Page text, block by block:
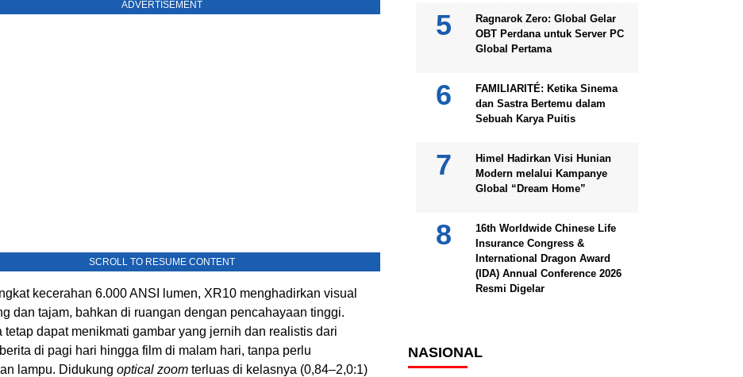
ADVERTISEMENT
SCROLL TO RESUME CONTENT
kecerahan 6.000 ANSI lumen, XR10 menghadirkan visual
dan tajam, bahkan di ruangan dengan pencahayaan tinggi.
tetap dapat menikmati gambar yang jernih dan realistis dari
di pagi hari hingga film di malam hari, tanpa perlu
lampu. Didukung optical zoom terluas di kelasnya (0,84–2,0:1)
Ragnarok Zero: Global Gelar
OBT Perdana untuk Server PC
Global Pertama
FAMILIARITÉ: Ketika Sinema
dan Sastra Bertemu dalam
Sebuah Karya Puitis
Himel Hadirkan Visi Hunian
Modern melalui Kampanye
Global “Dream Home”
16th Worldwide Chinese Life
Insurance Congress &
International Dragon Award
(IDA) Annual Conference 2026
Resmi Digelar
NASIONAL